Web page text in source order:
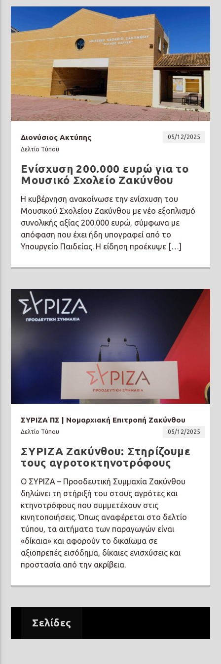
Διονύσιος Ακτύπης
05/12/2025
Δελτίο Τύπου
Ενίσχυση 200.000 ευρώ για το
Μουσικό Σχολείο Ζακύνθου
Η κυβέρνηση ανακοίνωσε την ενίσχυση του
Μουσικού Σχολείου Ζακύνθου με νέο εξοπλισμό
συνολικής αξίας 200.000 ευρώ, σύμφωνα με
απόφαση που έχει ήδη υπογραφεί από το
Υπουργείο Παιδείας. Η είδηση προέκυψε […]
ΣΥΡΙΖΑ ΠΣ | Νομαρχιακή Επιτροπή Ζακύνθου
05/12/2025
Δελτίο Τύπου
ΣΥΡΙΖΑ Ζακύνθου: Στηρίζουμε
τους αγροτοκτηνοτρόφους
Ο ΣΥΡΙΖΑ – Προοδευτική Συμμαχία Ζακύνθου
δηλώνει τη στήριξή του στους αγρότες και
κτηνοτρόφους που συμμετέχουν στις
κινητοποιήσεις. Όπως αναφέρεται στο δελτίο
τύπου, τα αιτήματα των παραγωγών είναι
«δίκαια» και αφορούν το δικαίωμα σε
αξιοπρεπές εισόδημα, δίκαιες ενισχύσεις και
προστασία από την ακρίβεια.
Σελίδες